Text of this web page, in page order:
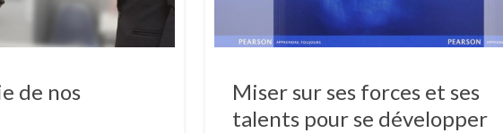
de nos
Miser sur ses forces et ses
talents pour se développer